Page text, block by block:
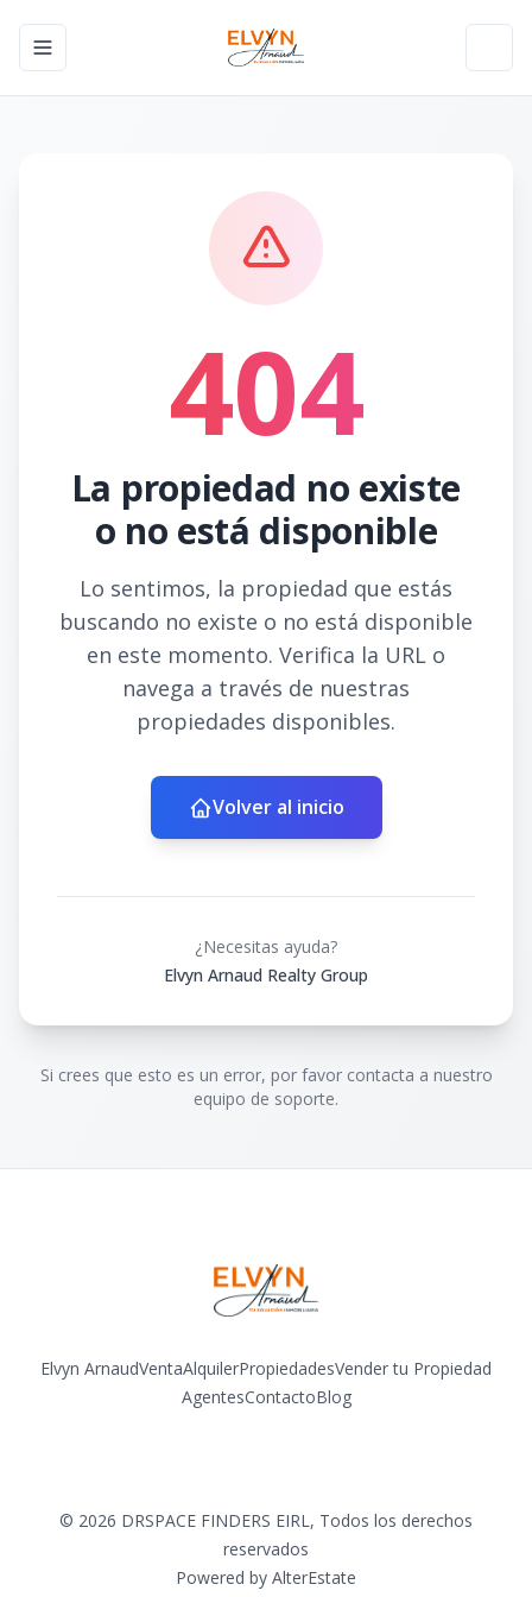
Toggle navigation menu
404
La propiedad no existe
o no está disponible
Lo sentimos, la propiedad que estás
buscando no existe o no está disponible
en este momento. Verifica la URL o
navega a través de nuestras
propiedades disponibles.
Volver al inicio
¿Necesitas ayuda?
Elvyn Arnaud Realty Group
Si crees que esto es un error, por favor contacta a nuestro
equipo de soporte.
Elvyn ArnaudVentaAlquilerPropiedadesVender tu Propiedad
AgentesContactoBlog
© 2026 DRSPACE FINDERS EIRL, Todos los derechos
reservados
Powered by AlterEstate